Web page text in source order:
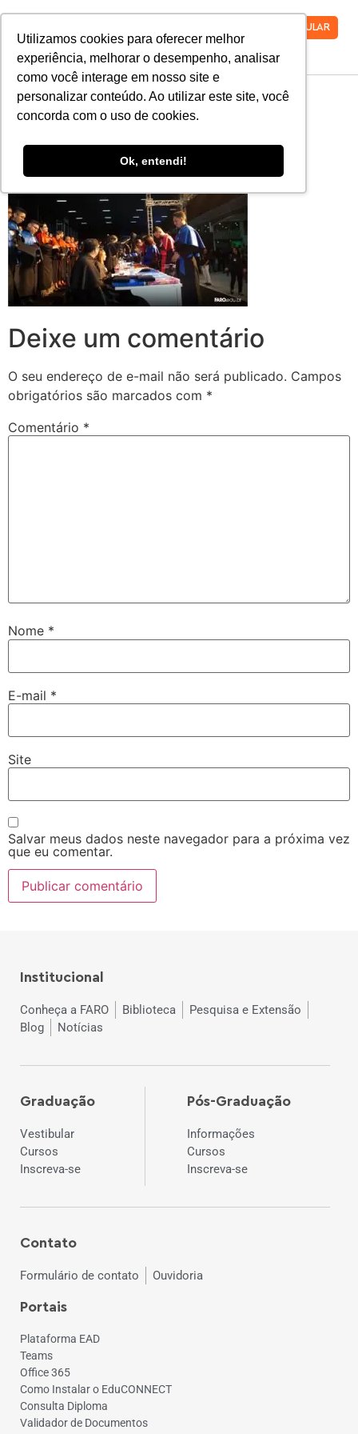
Utilizamos cookies para oferecer melhor
experiência, melhorar o desempenho, analisar
como você interage em nosso site e
personalizar conteúdo. Ao utilizar este site, você
concorda com o uso de cookies.
Ok, entendi!
VESTIBULAR
colacao-de-grau-
2019-2-3
Deixe um comentário
O seu endereço de e-mail não será publicado. Campos
obrigatórios são marcados com *
Comentário *
Nome *
E-mail *
Site
Salvar meus dados neste navegador para a próxima vez
que eu comentar.
Institucional
Conheça a FARO Biblioteca
Pesquisa e Extensão
Blog
Notícias
Graduação
Vestibular
Cursos
Inscreva-se
Pós-Graduação
Informações
Cursos
Inscreva-se
Contato
Formulário de contato Ouvidoria
Portais
Plataforma EAD
Teams
Office 365
Como Instalar o EduCONNECT
Consulta Diploma
Validador de Documentos